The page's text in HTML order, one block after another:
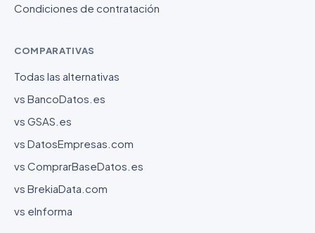
Condiciones de contratación
COMPARATIVAS
Todas las alternativas
vs BancoDatos.es
vs GSAS.es
vs DatosEmpresas.com
vs ComprarBaseDatos.es
vs BrekiaData.com
vs eInforma